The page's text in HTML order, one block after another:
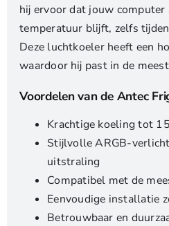
hij ervoor dat jouw
temperatuur blijft, zelfs
Deze luchtkoeler heeft een
waardoor hij past in de
Voordelen van de Antec
Krachtige koeling tot
Stijlvolle ARGB-
uitstraling
Compatibel met de
Eenvoudige installatie
Betrouwbaar en